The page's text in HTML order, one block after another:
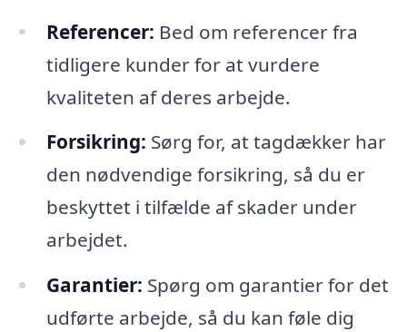
Referencer: Bed om referencer fra
tidligere kunder for at vurdere
kvaliteten af deres arbejde.
Forsikring: Sørg for, at tagdækker har
den nødvendige forsikring, så du er
beskyttet i tilfælde af skader under
arbejdet.
Garantier: Spørg om garantier for det
udførte arbejde, så du kan føle dig